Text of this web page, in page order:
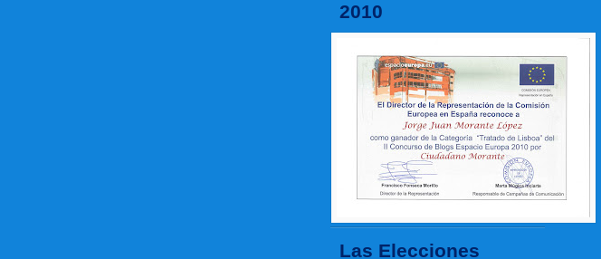
2010
Las Elecciones